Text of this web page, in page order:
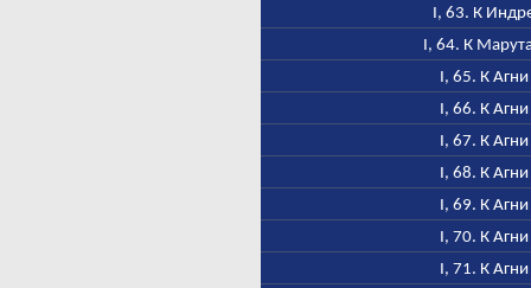
I, 63. К
I, 64. К
I, 65. К Агни
I, 66. К Агни
I, 67. К Агни
I, 68. К Агни
I, 69. К Агни
I, 70. К Агни
I, 71. К Агни